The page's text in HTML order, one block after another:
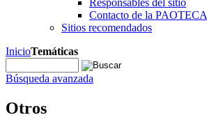
Responsables del sitio
Contacto de la PAOTECA
Sitios recomendados
InicioTemáticas
Búsqueda avanzada
Otros